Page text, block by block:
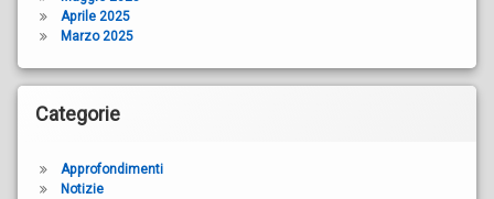
Aprile 2025
Marzo 2025
Categorie
Approfondimenti
Notizie